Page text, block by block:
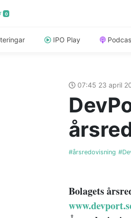
0
IPO Play
07:45 23 april
#årsredovisning
Bolagets